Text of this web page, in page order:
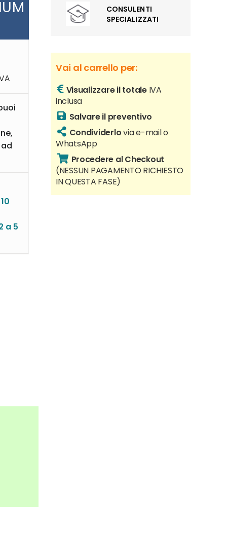
10
a 5
CONSULENTI
SPECIALIZZATI
Vai al carrello per:
Visualizzare il totaleIVA
inclusa
Salvare il preventivo
Condividerlovia e-mail o
WhatsApp
Procedere al Checkout
(NESSUN PAGAMENTO RICHIESTO
IN QUESTA FASE)